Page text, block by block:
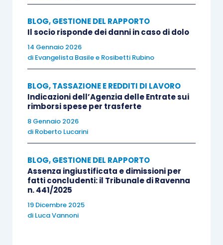
qualificazione del superminimo, soprattutto nel
caso in cui non vi sia una formalizzazione a livello
contrattuali delle ragioni e della natura di tale
elemento retributivo.
Segnaliamo ai lettori che è possibile inviare i
propri commenti tramite il
Centro Studi Lavoro e Previdenza – Euroconference
BLOG,GESTIONE DEL RAPPORTO
Il socio risponde dei danni in caso di dolo
14 Gennaio 2026
di Evangelista Basilee Rosibetti Rubino
BLOG,TASSAZIONE E REDDITI DI LAVORO
Indicazioni dell’Agenzia delle Entrate sui
rimborsi spese per trasferte
8 Gennaio 2026
di Roberto Lucarini
BLOG,GESTIONE DEL RAPPORTO
Assenza ingiustificata e dimissioni per
fatti concludenti: il Tribunale di Ravenna
n. 441/2025
19 Dicembre 2025
di Luca Vannoni